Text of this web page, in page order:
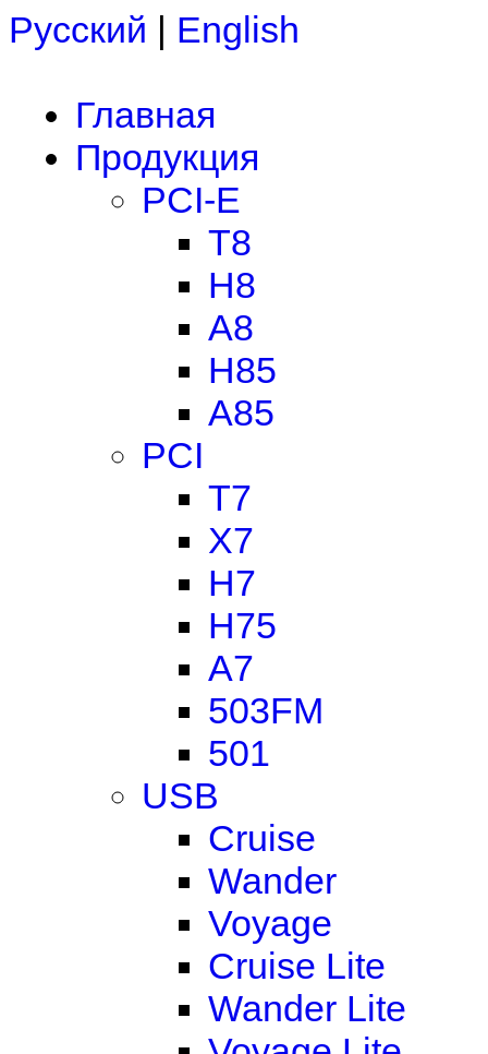
Русский | English
Главная
Продукция
PCI-E
T8
H8
A8
H85
A85
PCI
T7
X7
H7
H75
A7
503FM
501
USB
Cruise
Wander
Voyage
Cruise Lite
Wander Lite